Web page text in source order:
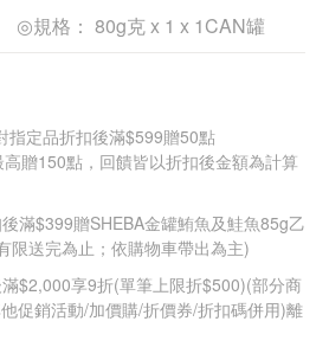
◎規格： 80g克 x 1 x 1CAN罐
指定品折扣後滿$599贈50點
贈150點，回饋皆以折扣後金額為計算
滿$399贈SHEBA金罐鮪魚及鮭魚85g乙
限送完為止；依購物車帶出為主)
$2,000享9折(單筆上限折$500)(部分商
促銷活動/加價購/折價券/折扣碼併用)離